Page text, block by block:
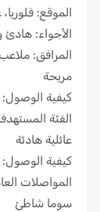
الموقع:
الأجواء: هادئ
المرافق:
مريحة
كيفية الوصول:
الفئة
عائلية هادئة
المواصلات
سوما شاطئ